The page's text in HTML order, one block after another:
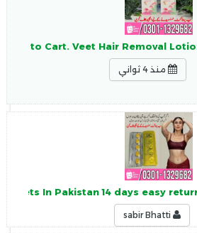
to Cart. Veet Hair Removal
منذ 4 ثواني
In Pakistan 14 days easy